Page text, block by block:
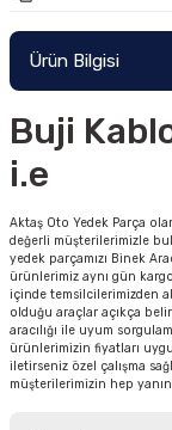
Ürün Bilgisi
Buji
i.e
Aktaş Oto Yedek Parça
değerli müşterilerimizle
yedek parçamızı Binek
ürünlerimiz aynı gün
içinde temsilcilerimizden
olduğu araçlar açıkça
aracılığı ile uyum
ürünlerimizin fiyatları
iletirseniz özel çalışma
müşterilerimizin hep